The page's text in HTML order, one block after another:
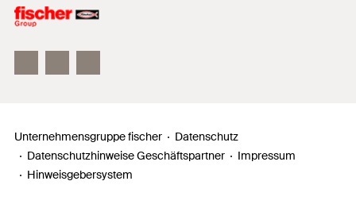
Unser Leitbild
Unternehmensgruppe fischer
Datenschutz
Datenschutzhinweise Geschäftspartner
Impressum
Hinweisgebersystem